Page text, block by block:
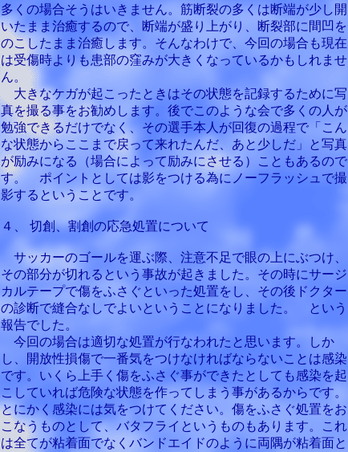
多くの場合そうはいきません。筋断裂の多くは断端が少し開
いたまま治癒するので、断端が盛り上がり、断裂部に間凹を
のこしたまま治癒します。そんなわけで、今回の場合も現在
は受傷時よりも患部の窪みが大きくなっているかもしれませ
ん。
大きなケガが起こったときはその状態を記録するために写
真を撮る事をお勧めします。後でこのような会で多くの人が
勉強できるだけでなく、その選手本人が回復の過程で「こん
な状態からここまで戻って来れたんだ、あと少しだ」と写真
が励みになる（場合によって励みにさせる）こともあるので
す。 ポイントとしては影をつける為にノーフラッシュで撮
影するということです。
４、 切創、割創の応急処置について
サッカーのゴールを運ぶ際、注意不足で眼の上にぶつけ、
その部分が切れるという事故が起きました。その時にサージ
カルテープで傷をふさぐといった処置をし、その後ドクター
の診断で縫合なしでよいということになりました。 という
報告でした。
今回の場合は適切な処置が行なわれたと思います。しか
し、開放性損傷で一番気をつけなければならないことは感染
です。いくら上手く傷をふさぐ事ができたとしても感染を起
こしていれば危険な状態を作ってしまう事があるからです。
とにかく感染には気をつけてください。傷をふさぐ処置をお
こなうものとして、バタフライというものもあります。これ
は全てが粘着面でなくバンドエイドのように両隅が粘着面と